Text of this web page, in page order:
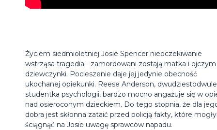
Życiem siedmioletniej Josie Spencer nieoczekiwanie
wstrząsa tragedia - zamordowani zostają matka i ojczym
dziewczynki. Pocieszenie daje jej jedynie obecność
ukochanej opiekunki. Reese Anderson,
studentka psychologii, bardzo mocno angażuje się w
nad osieroconym dzieckiem. Do tego stopnia, że dla
dobra jest skłonna zataić przed policją fakty, które
ściągnąć na Josie uwagę sprawców napadu.